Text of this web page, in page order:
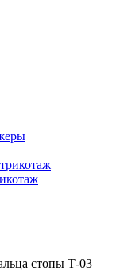
стопы Т-03